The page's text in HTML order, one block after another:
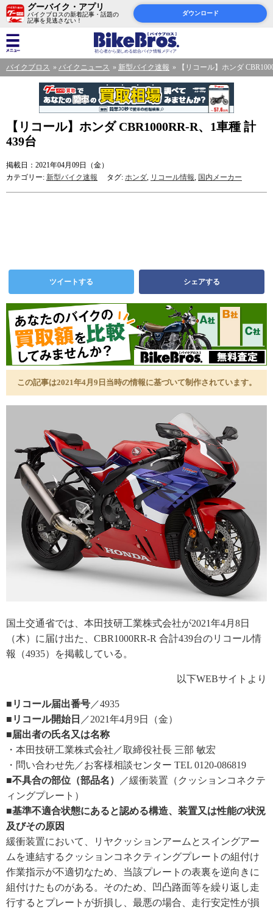
グーバイク・アプリ
バイクブロスの新着記事・話題の
記事を見逃さない！
ダウンロード
バイクブロス バイクニュース 新型バイク速報 【リコール】ホンダ
【リコール】ホンダ CBR1000RR-R、1車種 計
439台
掲載日：2021年04月09日（金）
カテゴリー: 新型バイク速報 タグ: ホンダ, リコール情報, 国内メーカー
ツイートする シェアする
この記事は2021年4月9日当時の情報に基づいて制作されています。
国土交通省では、本田技研工業株式会社が2021年4月8日
（木）に届け出た、CBR1000RR-R 合計439台のリコール情
報（4935）を掲載している。
以下WEBサイトより
■リコール届出番号／4935
■リコール開始日 ／2021年4月9日（金）
■届出者の氏名又は名称
・本田技研工業株式会社／取締役社長 三部 敏宏
・問い合わせ先／お客様相談センター TEL 0120-086819
■不具合の部位（部品名）
／緩衝装置（クッションコネクテ
ィングプレート）
■基準不適合状態にあると認める構造、装置又は性能の状況
及びその原因
緩衝装置において、リヤクッションアームとスイングアー
ムを連結するクッションコネクティングプレートの組付け
作業指示が不適切なため、当該プレートの表裏を逆向きに
組付けたものがある。そのため、凹凸路面等を繰り返し走
行するとプレートが折損し、最悪の場合、走行安定性が損